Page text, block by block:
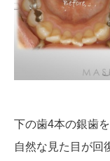
下の歯4本の銀歯
自然な見た目が回